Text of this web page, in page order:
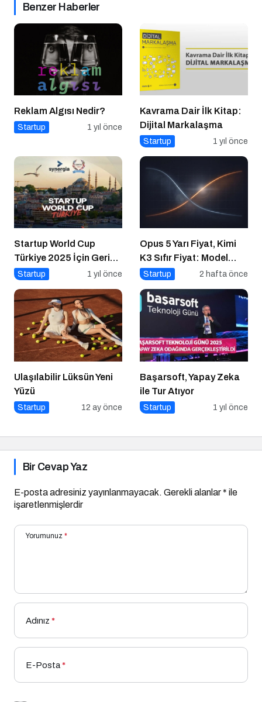
Benzer Haberler
Reklam Algısı Nedir?
Startup 1 yıl önce
Kavrama Dair İlk Kitap:
Dijital Markalaşma
Startup 1 yıl önce
Startup World Cup
Türkiye 2025 İçin Geri
Sayım!
Startup 1 yıl önce
Opus 5 Yarı Fiyat, Kimi
K3 Sıfır Fiyat: Model
Artık Rekabet Avantajın
Startup 2 hafta önce
Ulaşılabilir Lüksün Yeni
Yüzü
Startup 12 ay önce
Başarsoft, Yapay Zeka
ile Tur Atıyor
Startup 1 yıl önce
Bir Cevap Yaz
E-posta adresiniz yayınlanmayacak. Gerekli alanlar* ile
işaretlenmişlerdir
Yorumunuz *
Adınız *
E-Posta*